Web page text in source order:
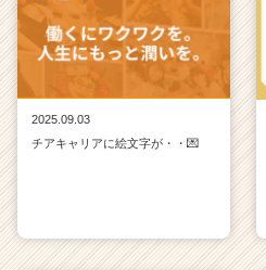
2025.09.03
チアキャリアに絵文字が・・💌